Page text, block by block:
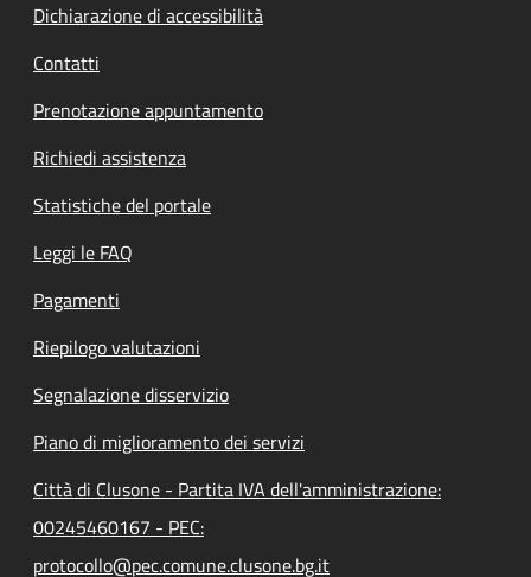
Dichiarazione di accessibilità
Contatti
Prenotazione appuntamento
Richiedi assistenza
Statistiche del portale
Leggi le FAQ
Pagamenti
Riepilogo valutazioni
Segnalazione disservizio
Piano di miglioramento dei servizi
Città di Clusone - Partita IVA dell'amministrazione:
00245460167 - PEC:
protocollo@pec.comune.clusone.bg.it